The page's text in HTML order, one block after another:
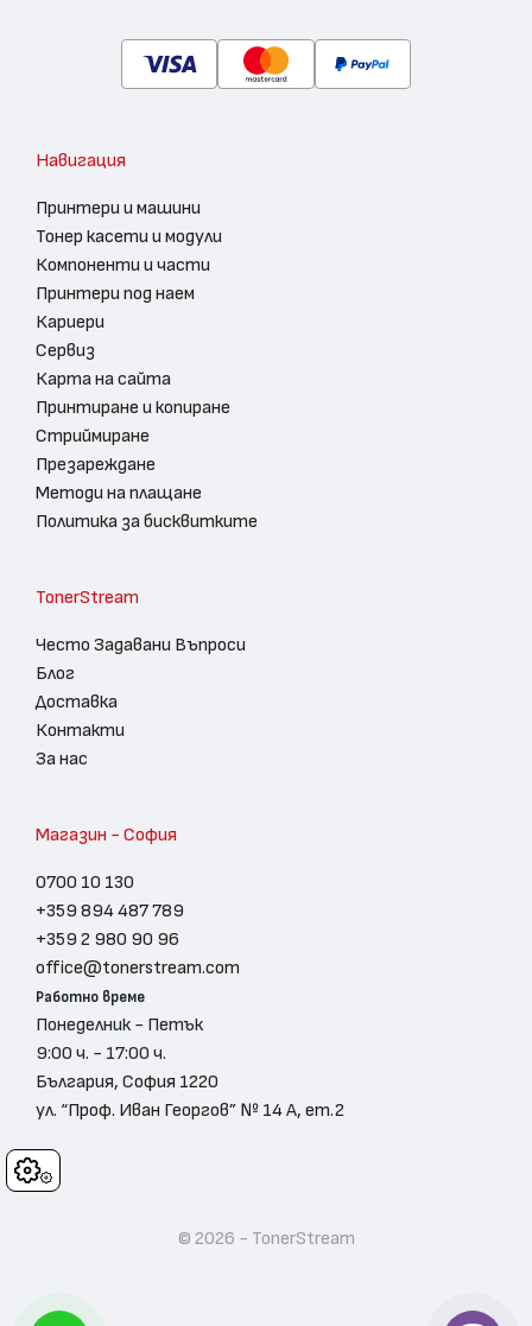
Cookies
Навигация
Принтери и машини
Тонер касети и модули
Компоненти и части
Принтери под наем
Кариери
Сервиз
Карта на сайта
Принтиране и копиране
Стриймиране
Презареждане
Методи на плащане
Политика за бисквитките
TonerStream
Често Задавани Въпроси
Блог
Доставка
Контакти
За нас
Магазин - София
0700 10 130
+359 894 487 789
+359 2 980 90 96
office@tonerstream.com
Работно време
Понеделник - Петък
9:00 ч. - 17:00 ч.
България, София 1220
ул. “Проф. Иван Георгов” № 14 А, ет.2
© 2026 - TonerStream